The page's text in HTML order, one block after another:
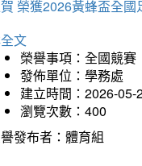
榮獲2026黃蜂盃全
文
榮譽事項：全國競賽
發佈單位：學務處
建立時間：2026-05-
瀏覽次數：400
發布者：體育組